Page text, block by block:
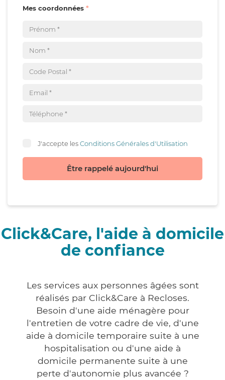
Mes coordonnées
J'accepte lesConditions Générales d'Utilisation
Être rappelé aujourd'hui
Click&Care, l'aide à domicile
de confiance
Les services aux personnes âgées sont
réalisés par Click&Care à Recloses.
Besoin d'une aide ménagère pour
l'entretien de votre cadre de vie, d'une
aide à domicile temporaire suite à une
hospitalisation ou d'une aide à
domicile permanente suite à une
perte d'autonomie plus avancée ?